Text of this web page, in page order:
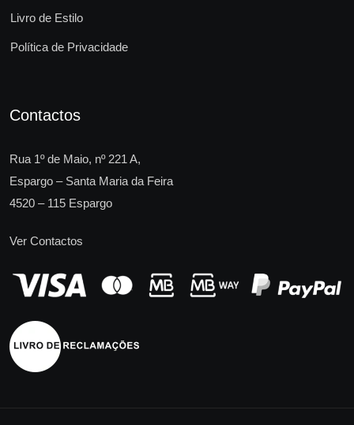
Livro de Estilo
Política de Privacidade
Contactos
Rua 1º de Maio, nº 221 A,
Espargo – Santa Maria da Feira
4520 – 115 Espargo
Ver Contactos